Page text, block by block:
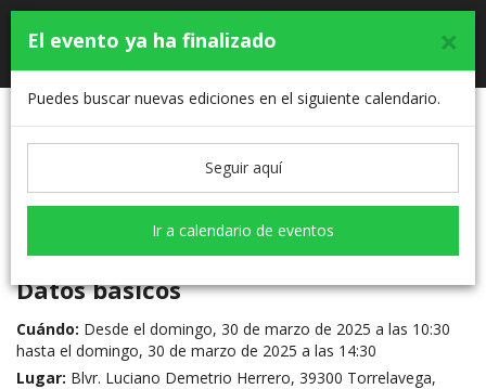
TORRELAVEGA EN MARCHA CONTRA EL
CANCER 2025
Toggle
Inscripciones cerradas
Mi inscripción
Datos básicos
Cuándo: Desde el domingo, 30 de marzo de 2025 a las 10:30
hasta el domingo, 30 de marzo de 2025 a las 14:30
Lugar: Blvr. Luciano Demetrio Herrero, 39300 Torrelavega,
×
El evento ya ha finalizado
Puedes buscar nuevas ediciones en el siguiente calendario.
Seguir aquí
Ir a calendario de eventos